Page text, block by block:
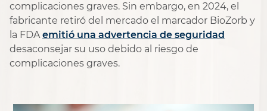
complicaciones graves. Sin embargo, en 2024, el
fabricante retiró del mercado el marcador BioZorb y
la FDAemitió una advertencia de seguridad
desaconsejar su uso debido al riesgo de
complicaciones graves.